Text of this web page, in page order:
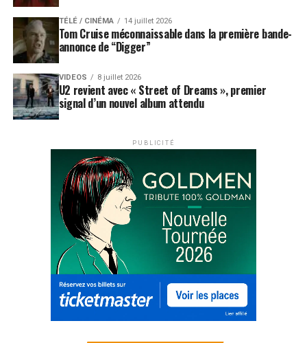
TÉLÉ / CINÉMA 14 juillet 2026
Tom Cruise méconnaissable dans la première bande-
annonce de “Digger”
VIDEOS 8 juillet 2026
U2 revient avec « Street of Dreams », premier
signal d’un nouvel album attendu
PUBLICITÉ